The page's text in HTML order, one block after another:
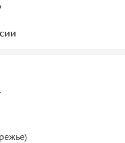
зависимости от того,
выстроены так,